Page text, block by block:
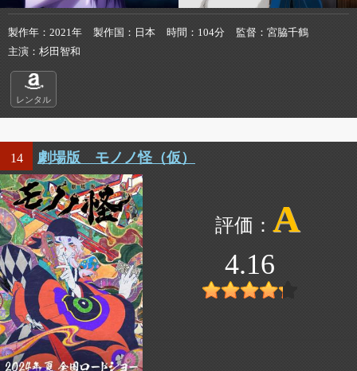
製作年 2021年 製作国 日本 時間 104分 監督
宮脇千鶴
主演
杉田智和
レンタル
14 劇場版 モノノ怪（仮）
A
4.16